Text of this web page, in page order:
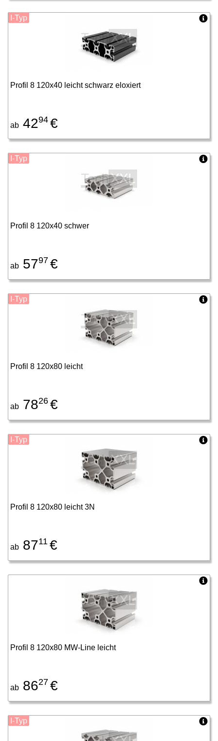
Profil 8 120x40 leicht schwarz eloxiert
ab 4294 €
I-Typ
Profil 8 120x40 schwer
ab 5797 €
I-Typ
Profil 8 120x80 leicht
ab 7826 €
I-Typ
Profil 8 120x80 leicht 3N
ab 8711 €
I-Typ
Profil 8 120x80 MW-Line leicht
ab 8627 €
I-Typ